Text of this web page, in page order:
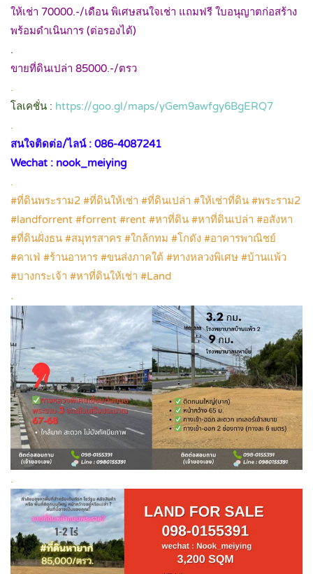
ให้เช่า 70000.-/เดือน พิเศษสนใจเช่า แถมฟรี ใบอนุญาตก่อสร้าง
พร้อมดำเนินการ (ต่อรองได้)
.
ขายที่ดินเปล่า 85000.-/ตรว
.
โลเคชั่น : https://goo.gl/maps/yGem9awfgy6BgERQ7
.
สนใจติดต่อ/ไลน์ : 086-4087241
Wechat : nook_meiying
.
#ที่ดินพระราม2 #ที่ดินให้เช่า #ที่ดินเปล่า #ให้เช่าที่ดิน #พระราม2
#landforrent #forrent #rent #หาที่ดิน #หาที่ดินเปล่า #อสังหา
#ที่ดินฝั่งธน #สมุทรสาคร #ใกล้กทม #โกดัง #อาคารพาณิชย์
#คาเฟ่ #ร้านอาหาร #ขนส่งภาคใต้ #ทางหลวงพิเศษ #บ้านแพ้ว
#บางกระเจ้า #หาที่ดินให้เช่า #Land
.
.